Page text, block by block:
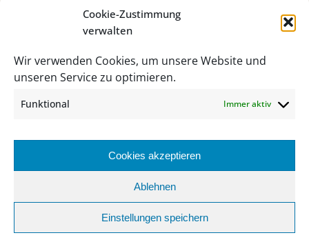
Cookie-Zustimmung
verwalten
Wir verwenden Cookies, um unsere Website und
unseren Service zu optimieren.
Funktional Immer aktiv
Cookies akzeptieren
Ablehnen
Einstellungen speichern
Druckerguthaben
HAK/HAS Bad Ischl, Grazer Straße 27, 4820 Bad Ischl
06132 235 62 |sekretariat@hakhasbadischl.at
Facebook
Instagram
YouTube
Office MS Webuntis